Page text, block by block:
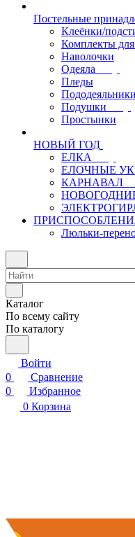
Постельные
Клеёнки/
Комплекты для
Наволочки
Одеяла
Пледы
Пододеяльники
Подушки
Простынки
НОВЫЙ ГОД
ЕЛКА
ЕЛОЧНЫЕ
КАРНАВАЛ
ПРИСПОСОБЛЕНИЯ
Люльки-
Каталог
По всему сайту
По каталогу
Войти
0
Сравнение
0
Избранное
0 Корзина